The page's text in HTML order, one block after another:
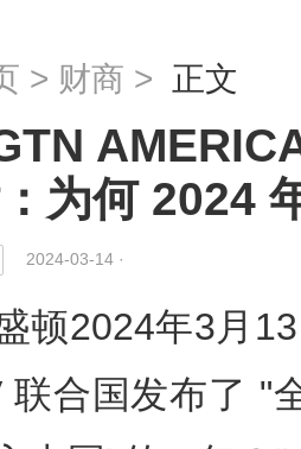
> 财商 > 正文
为何 2024
2024-03-14 ·
顿2024年3月
联合国发布了 "